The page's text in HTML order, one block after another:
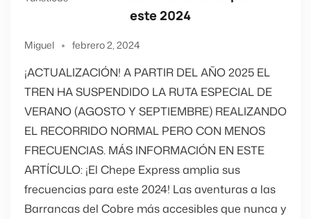
este 2024
Miguel febrero 2, 2024
¡ACTUALIZACIÓN! A PARTIR DEL AÑO 2025 EL
TREN HA SUSPENDIDO LA RUTA ESPECIAL DE
VERANO (AGOSTO Y SEPTIEMBRE) REALIZANDO
EL RECORRIDO NORMAL PERO CON MENOS
FRECUENCIAS. MÁS INFORMACIÓN EN ESTE
ARTÍCULO: ¡El Chepe Express amplia sus
frecuencias para este 2024! Las aventuras a las
Barrancas del Cobre más accesibles que nunca y